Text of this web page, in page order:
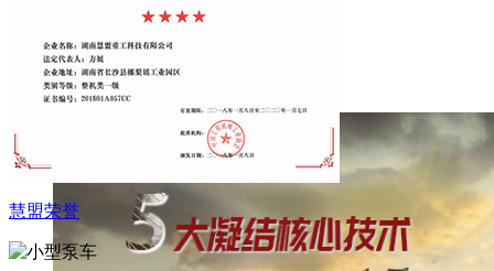
慧盟荣誉
维修配件再制造